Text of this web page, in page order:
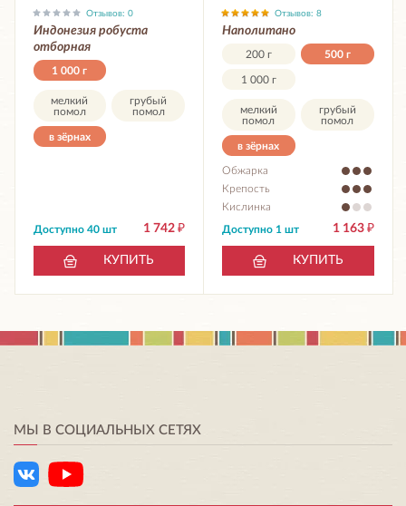
Отзывов: 0
Индонезия робуста
отборная
1 000 г
мелкий
помол
грубый
помол
в зёрнах
1 742 ₽
Доступно 40 шт
КУПИТЬ
Отзывов: 8
Наполитано
200 г 500 г
1 000 г
мелкий
помол
грубый
помол
в зёрнах
Обжарка
Крепость
Кислинка
1 163 ₽
Доступно 1 шт
КУПИТЬ
МЫ В СОЦИАЛЬНЫХ СЕТЯХ